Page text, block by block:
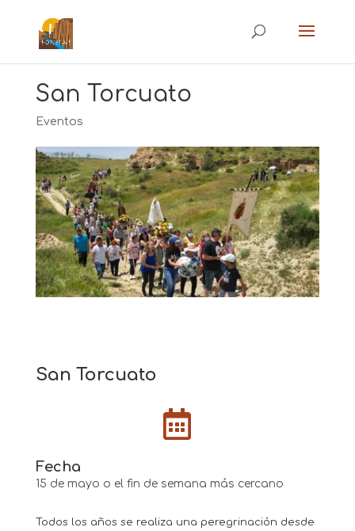
San Torcuato
Eventos
San Torcuato

Fecha
15 de mayo o el fin de semana más cercano
Todos los años se realiza una peregrinación desde